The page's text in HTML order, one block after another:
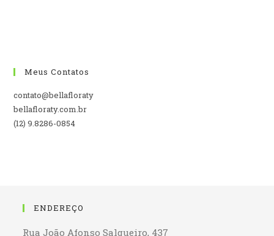
Meus Contatos
contato@bellafloraty
bellafloraty.com.br
(12) 9.8286-0854
ENDEREÇO
Rua João Afonso Salgueiro, 437